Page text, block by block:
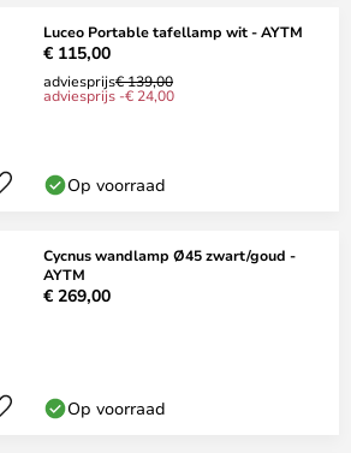
Luceo Portable tafellamp wit - AYTM
€ 115,00
adviesprijs€ 139,00
adviesprijs -€ 24,00
Op voorraad
Cycnus wandlamp Ø45 zwart/goud -
AYTM
€ 269,00
Op voorraad